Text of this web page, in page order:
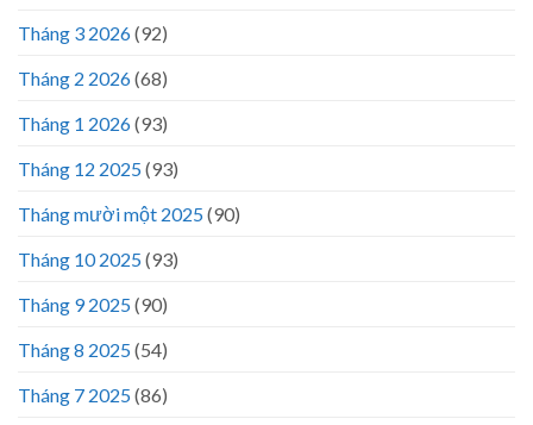
Tháng 3 2026(92)
Tháng 2 2026(68)
Tháng 1 2026(93)
Tháng 12 2025(93)
Tháng mười một 2025(90)
Tháng 10 2025(93)
Tháng 9 2025(90)
Tháng 8 2025(54)
Tháng 7 2025(86)